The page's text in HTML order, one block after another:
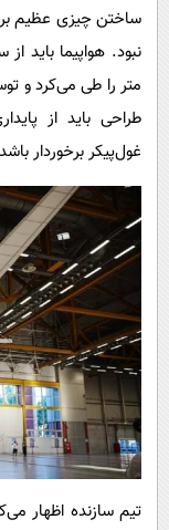
ساختن چیزی عظیم
متر را طی می‌کرد و
طراحی باید از
غول‌پیکر برخوردار
تیم سازنده اظهار